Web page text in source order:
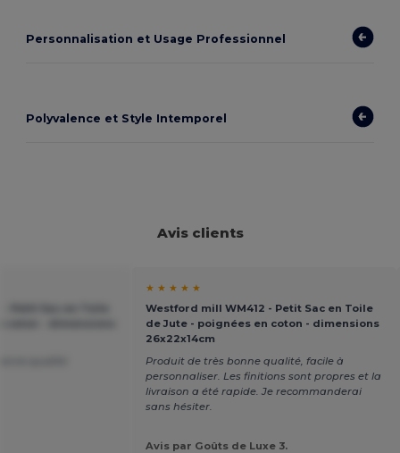
Personnalisation et Usage Professionnel
Polyvalence et Style Intemporel
Avis clients
★ ★ ★ ★ ★
Westford mill WM412 - Petit Sac en Toile
de Jute - poignées en coton - dimensions
26x22x14cm
Produit de très bonne qualité, facile à
personnaliser. Les finitions sont propres et la
livraison a été rapide. Je recommanderai
sans hésiter.
Avis par Goûts de Luxe 3.